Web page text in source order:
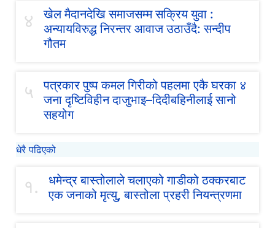
४
खेल मैदानदेखि समाजसम्म सक्रिय युवा :
अन्यायविरुद्ध निरन्तर आवाज उठाउँदै: सन्दीप
गौतम
५
पत्रकार पुष्प कमल गिरीको पहलमा एकै घरका ४
जना दृष्टिविहीन दाजुभाइ–दिदीबहिनीलाई सानो
सहयोग
धेरै पढिएको
१.
धमेन्द्र बास्तोलाले चलाएको गाडीको ठक्करबाट
एक जनाको मृत्यु, बास्तोला प्रहरी नियन्त्रणमा